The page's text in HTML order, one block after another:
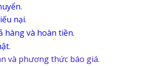
nại.
hàng và hoàn tiền.
và phương thức báo giá.